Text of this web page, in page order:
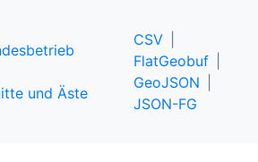
und Äste
CSV
FlatGeobuf
GeoJSON
JSON-FG